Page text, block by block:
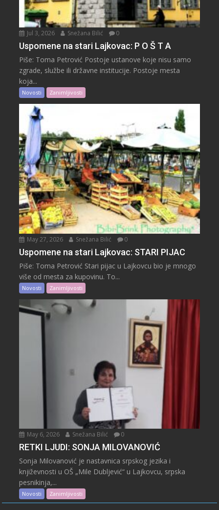
Jul 3, 2026 Snežana Bilić 0
Uspomene na stari Lajkovac: P O Š T A
Piše: Toma Petrović Postoje ustanove koje nisu samo
zgrade, službe ili državne institucije. Postoje mesta
koja...
Novosti Zanimljivosti
May 27, 2026 Snežana Bilić 0
Uspomene na stari Lajkovac: STARI PIJAC
Piše: Toma Petrović Stari pijac u Lajkovcu bio je mnogo
više od mesta za kupovinu. To...
Novosti Zanimljivosti
May 6, 2026 Snežana Bilić 0
RETKI LJUDI: SONJA MILOVANOVIĆ
Sonja Milovanović je nastavnica srpskog jezika i
književnosti u OŠ „Mile Dubljević“ u Lajkovcu, srpska
pesnikinja,...
Novosti Zanimljivosti